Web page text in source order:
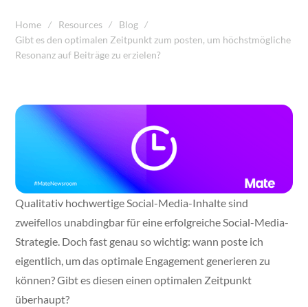
Home Resources
Blog
Gibt es den optimalen Zeitpunkt zum posten, um höchstmögliche
Resonanz auf Beiträge zu erzielen?
Qualitativ hochwertige Social-Media-Inhalte sind
zweifellos unabdingbar für eine erfolgreiche Social-Media-
Strategie. Doch fast genau so wichtig: wann poste ich
eigentlich, um das optimale Engagement generieren zu
können? Gibt es diesen einen optimalen Zeitpunkt
überhaupt?